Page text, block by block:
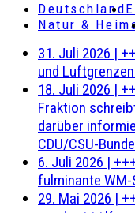
Deutschland
Natur &
31. Juli 2026 |
und
18. Juli 2026 |
Fraktion
darüber
CDU/CSU-
6. Juli 2026 |
fulminante
29. Mai 2026 |